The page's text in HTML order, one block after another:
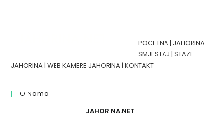
POCETNA| JAHORINA
SMJESTAJ |STAZE
JAHORINA|WEB KAMERE JAHORINA|KONTAKT
O Nama
JAHORINA.NET